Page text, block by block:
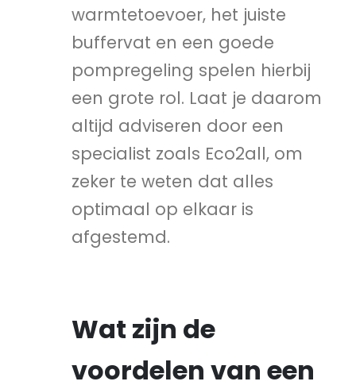
warmtetoevoer, het juiste
buffervat en een goede
pompregeling spelen hierbij
een grote rol. Laat je daarom
altijd adviseren door een
specialist zoals Eco2all, om
zeker te weten dat alles
optimaal op elkaar is
afgestemd.
Wat zijn de
voordelen van een